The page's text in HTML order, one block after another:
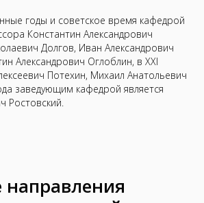
годы и советское время кафедрой
Константин Александрович
Долгов, Иван Александрович
Александрович Оглоблин, в ХХI
Потехин, Михаил Анатольевич
заведующим кафедрой является
Ростовский.